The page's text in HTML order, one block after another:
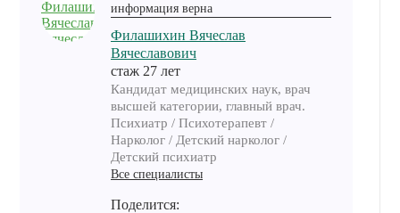
информация верна
Филашихин Вячеслав
Вячеславович
cтаж 27 лет
Кандидат медицинских наук, врач
высшей категории, главный врач.
Психиатр / Психотерапевт /
Нарколог / Детский нарколог /
Детский психиатр
Все специалисты
Поделится: